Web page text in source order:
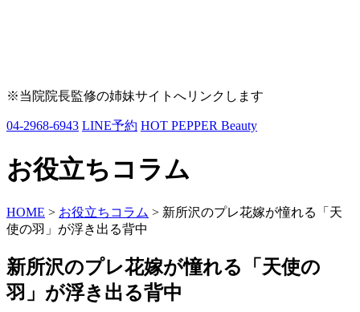
※当院院長監修の姉妹サイトへリンクします
04-2968-6943 LINE予約 HOT PEPPER Beauty
お役立ちコラム
HOME > お役立ちコラム > 新所沢のプレ花嫁が憧れる「天
使の羽」が浮き出る背中
新所沢のプレ花嫁が憧れる「天使の
羽」が浮き出る背中